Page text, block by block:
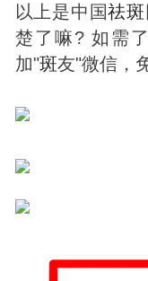
以上是中国祛斑
楚了嘛? 如需
加"斑友"微信，